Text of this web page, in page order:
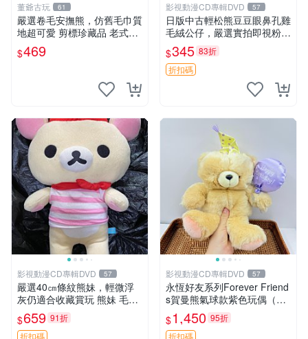
董爺古玩 61
嚴選卷毛安撫熊，仿舊毛巾質
地超可愛 剪標珍藏品 老式毛
巾質地 安撫熊 款式
$469
影視動漫CD專輯DVD 57
日版中古輕松熊豆豆眼鼻孔雞
毛絨公仔，嚴選實拍即視粉絲
必買 公仔紙箱氣泡膜精心包
裝快速發貨 輕松熊 公仔 雞毛
絨
$345 83折
折扣碼
影視動漫CD專輯DVD 57
嚴選40㎝條紋熊妹，輕微浮
灰仍適合收藏賞玩 熊妹 毛絨
玩具 浮雕熊
$659 91折
折扣碼
影視動漫CD專輯DVD 57
永恆好友系列Forever Friend
s賀曼熊氣球款紫色玩偶（鼻
子稍有磨損） 中古玩具 氣球
熊 玩偶
$1,450 95折
折扣碼